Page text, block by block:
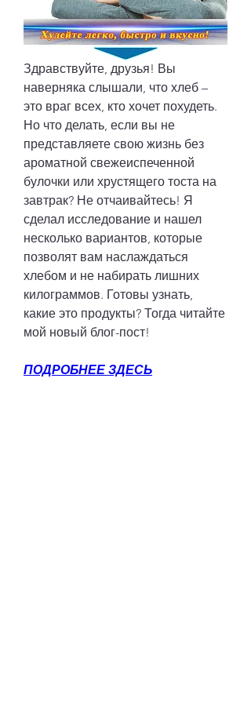
Здравствуйте, друзья! Вы
наверняка слышали, что хлеб –
это враг всех, кто хочет похудеть.
Но что делать, если вы не
представляете свою жизнь без
ароматной свежеиспеченной
булочки или хрустящего тоста на
завтрак? Не отчаивайтесь! Я
сделал исследование и нашел
несколько вариантов, которые
позволят вам наслаждаться
хлебом и не набирать лишних
килограммов. Готовы узнать,
какие это продукты? Тогда читайте
мой новый блог-пост!
ПОДРОБНЕЕ ЗДЕСЬ